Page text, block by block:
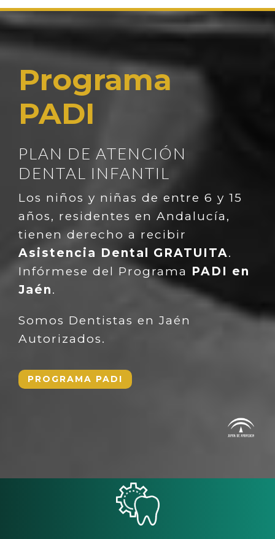
Programa
PADI
PLAN DE ATENCIÓN
DENTAL INFANTIL
Los niños y niñas de entre 6 y 15
años, residentes en Andalucía,
tienen derecho a recibir
Asistencia Dental GRATUITA.
Infórmese del Programa PADI en
Jaén.
Somos Dentistas en Jaén
Autorizados.
PROGRAMA PADI